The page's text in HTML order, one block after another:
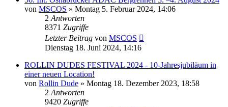
von MSCOS » Montag 5. Februar 2024, 14:06
2 Antworten
8371 Zugriffe
Letzter Beitrag von MSCOS
Dienstag 18. Juni 2024, 14:16
ROLLIN DUDES FESTIVAL 2024 - 10-Jahresjubiläum in
einer neuen Location!
von Rollin Dude » Montag 18. Dezember 2023, 18:58
2 Antworten
9420 Zugriffe